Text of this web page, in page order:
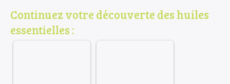
Continuez votre découverte des huiles
essentielles :